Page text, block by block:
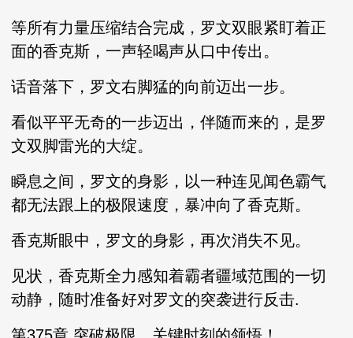
等所有力量压缩结合完成，罗文双眼紧盯着正
面的香克斯，一声轻喝声从口中传出。
话音落下，罗文右脚猛的向前迈出一步。
看似平平无奇的一步迈出，伴随而来的，是罗
文双脚雷光的大绽。
瞬息之间，罗文的身影，以一种连见闻色霸气
都无法跟上的极限速度，暴冲向了香克斯。
香克斯眼中，罗文的身影，再次消失不见。
见状，香克斯全力感知着霸者疆域范围的一切
动静，随时准备好对罗文的突袭进行反击.